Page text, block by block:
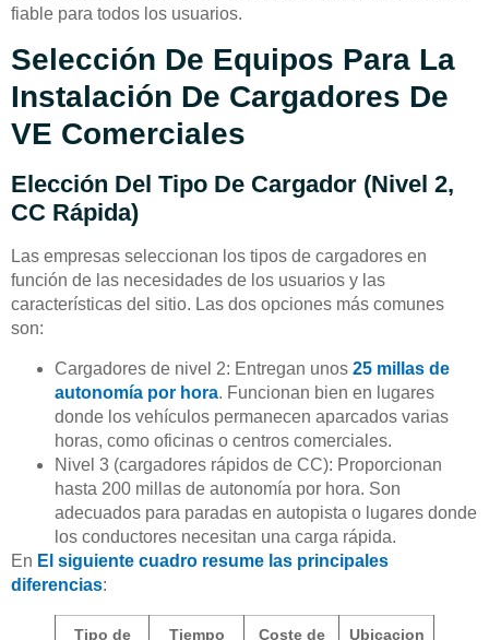
fiable para todos los usuarios.
Selección De Equipos Para La
Instalación De Cargadores De
VE Comerciales
Elección Del Tipo De Cargador (nivel 2,
CC Rápida)
Las empresas seleccionan los tipos de cargadores en
función de las necesidades de los usuarios y las
características del sitio. Las dos opciones más comunes
son:
Cargadores de nivel 2: Entregan unos 25 millas de
autonomía por hora. Funcionan bien en lugares
donde los vehículos permanecen aparcados varias
horas, como oficinas o centros comerciales.
Nivel 3 (cargadores rápidos de CC): Proporcionan
hasta 200 millas de autonomía por hora. Son
adecuados para paradas en autopista o lugares donde
los conductores necesitan una carga rápida.
En El siguiente cuadro resume las principales
diferencias:
Tipo de Tiempo Coste de Ubicacion